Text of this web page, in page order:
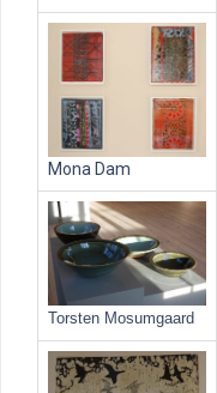
Mona Dam
Torsten Mosumgaard